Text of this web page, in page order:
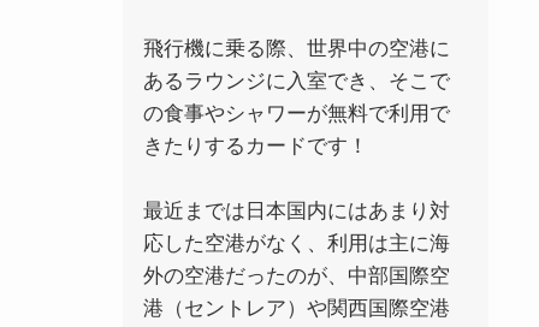
飛行機に乗る際、世界中の空港に
あるラウンジに入室でき、そこで
の食事やシャワーが無料で利用で
きたりするカードです！
最近までは日本国内にはあまり対
応した空港がなく、利用は主に海
外の空港だったのが、中部国際空
港（セントレア）や関西国際空港